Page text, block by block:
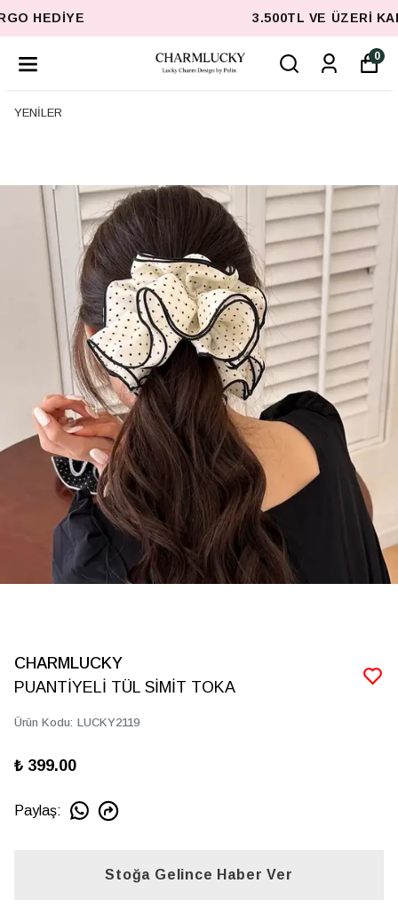
3.500TL VE ÜZERI KARGO HEDIYE
0
YENİLER
CHARMLUCKY
PUANTİYELİ TÜL SİMİT TOKA
Ürün Kodu: LUCKY2119
₺ 399.00
Paylaş:
Stoğa Gelince Haber Ver